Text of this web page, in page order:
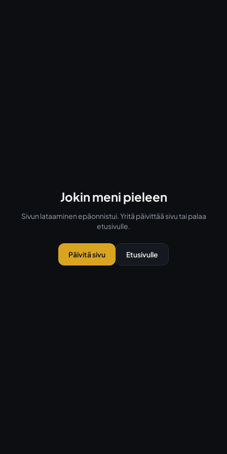
Jokin meni pieleen
Sivun lataaminen epäonnistui. Yritä päivittää sivu tai palaa
etusivulle.
Päivitä sivu Etusivulle